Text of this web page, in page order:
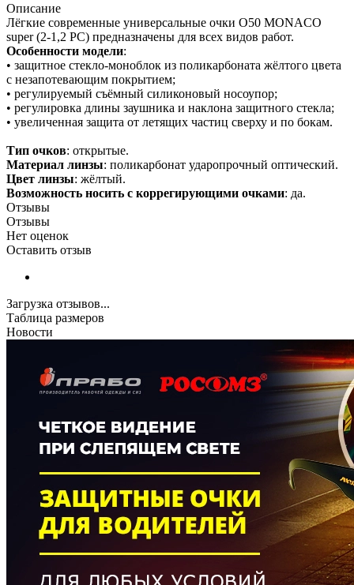
Описание
Лёгкие современные универсальные очки О50 MONACO
super (2-1,2 PC) предназначены для всех видов работ.
Особенности модели:
• защитное стекло-моноблок из поликарбоната жёлтого цвета
с незапотевающим покрытием;
• регулируемый съёмный силиконовый носоупор;
• регулировка длины заушника и наклона защитного стекла;
• увеличенная защита от летящих частиц сверху и по бокам.
Тип очков: открытые.
Материал линзы: поликарбонат ударопрочный оптический.
Цвет линзы: жёлтый.
Возможность носить с коррегирующими очками: да.
Отзывы
Отзывы
Нет оценок
Оставить отзыв
Загрузка отзывов...
Таблица размеров
Новости